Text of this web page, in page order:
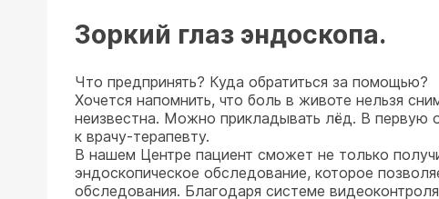
Зоркий глаз эндоскопа.
Что предпринять? Куда обратиться за помощью?
Хочется напомнить, что боль в животе нельзя
неизвестна. Можно прикладывать лёд. В первую
к врачу-терапевту.
В нашем Центре пациент сможет не только
эндоскопическое обследование, которое
обследования. Благодаря системе